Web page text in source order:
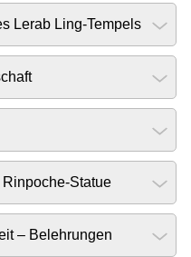
Lerab Ling-Tempels
Statue
– Belehrungen